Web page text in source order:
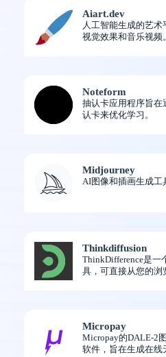
Aiart.dev
人工智能生成的艺
视觉效果和音乐视频。
Noteform
抽认卡应用程序旨在
认卡来优化学习。
Midjourney
AI图像和插画生成工
Thinkdiffusion
ThinkDifference是一
具，可直接从您的
Micropay
Micropay的DALE-2
软件，旨在生成在线